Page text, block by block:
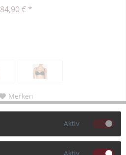
84,90 € *
Merken
Aktiv
Aktiv